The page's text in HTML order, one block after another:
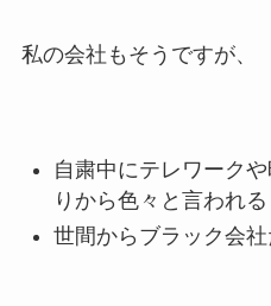
私の会社もそうですが、
自粛中にテレワーク
りから色々と言われる
世間からブラック会